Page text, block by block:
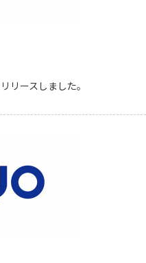
リースしました。